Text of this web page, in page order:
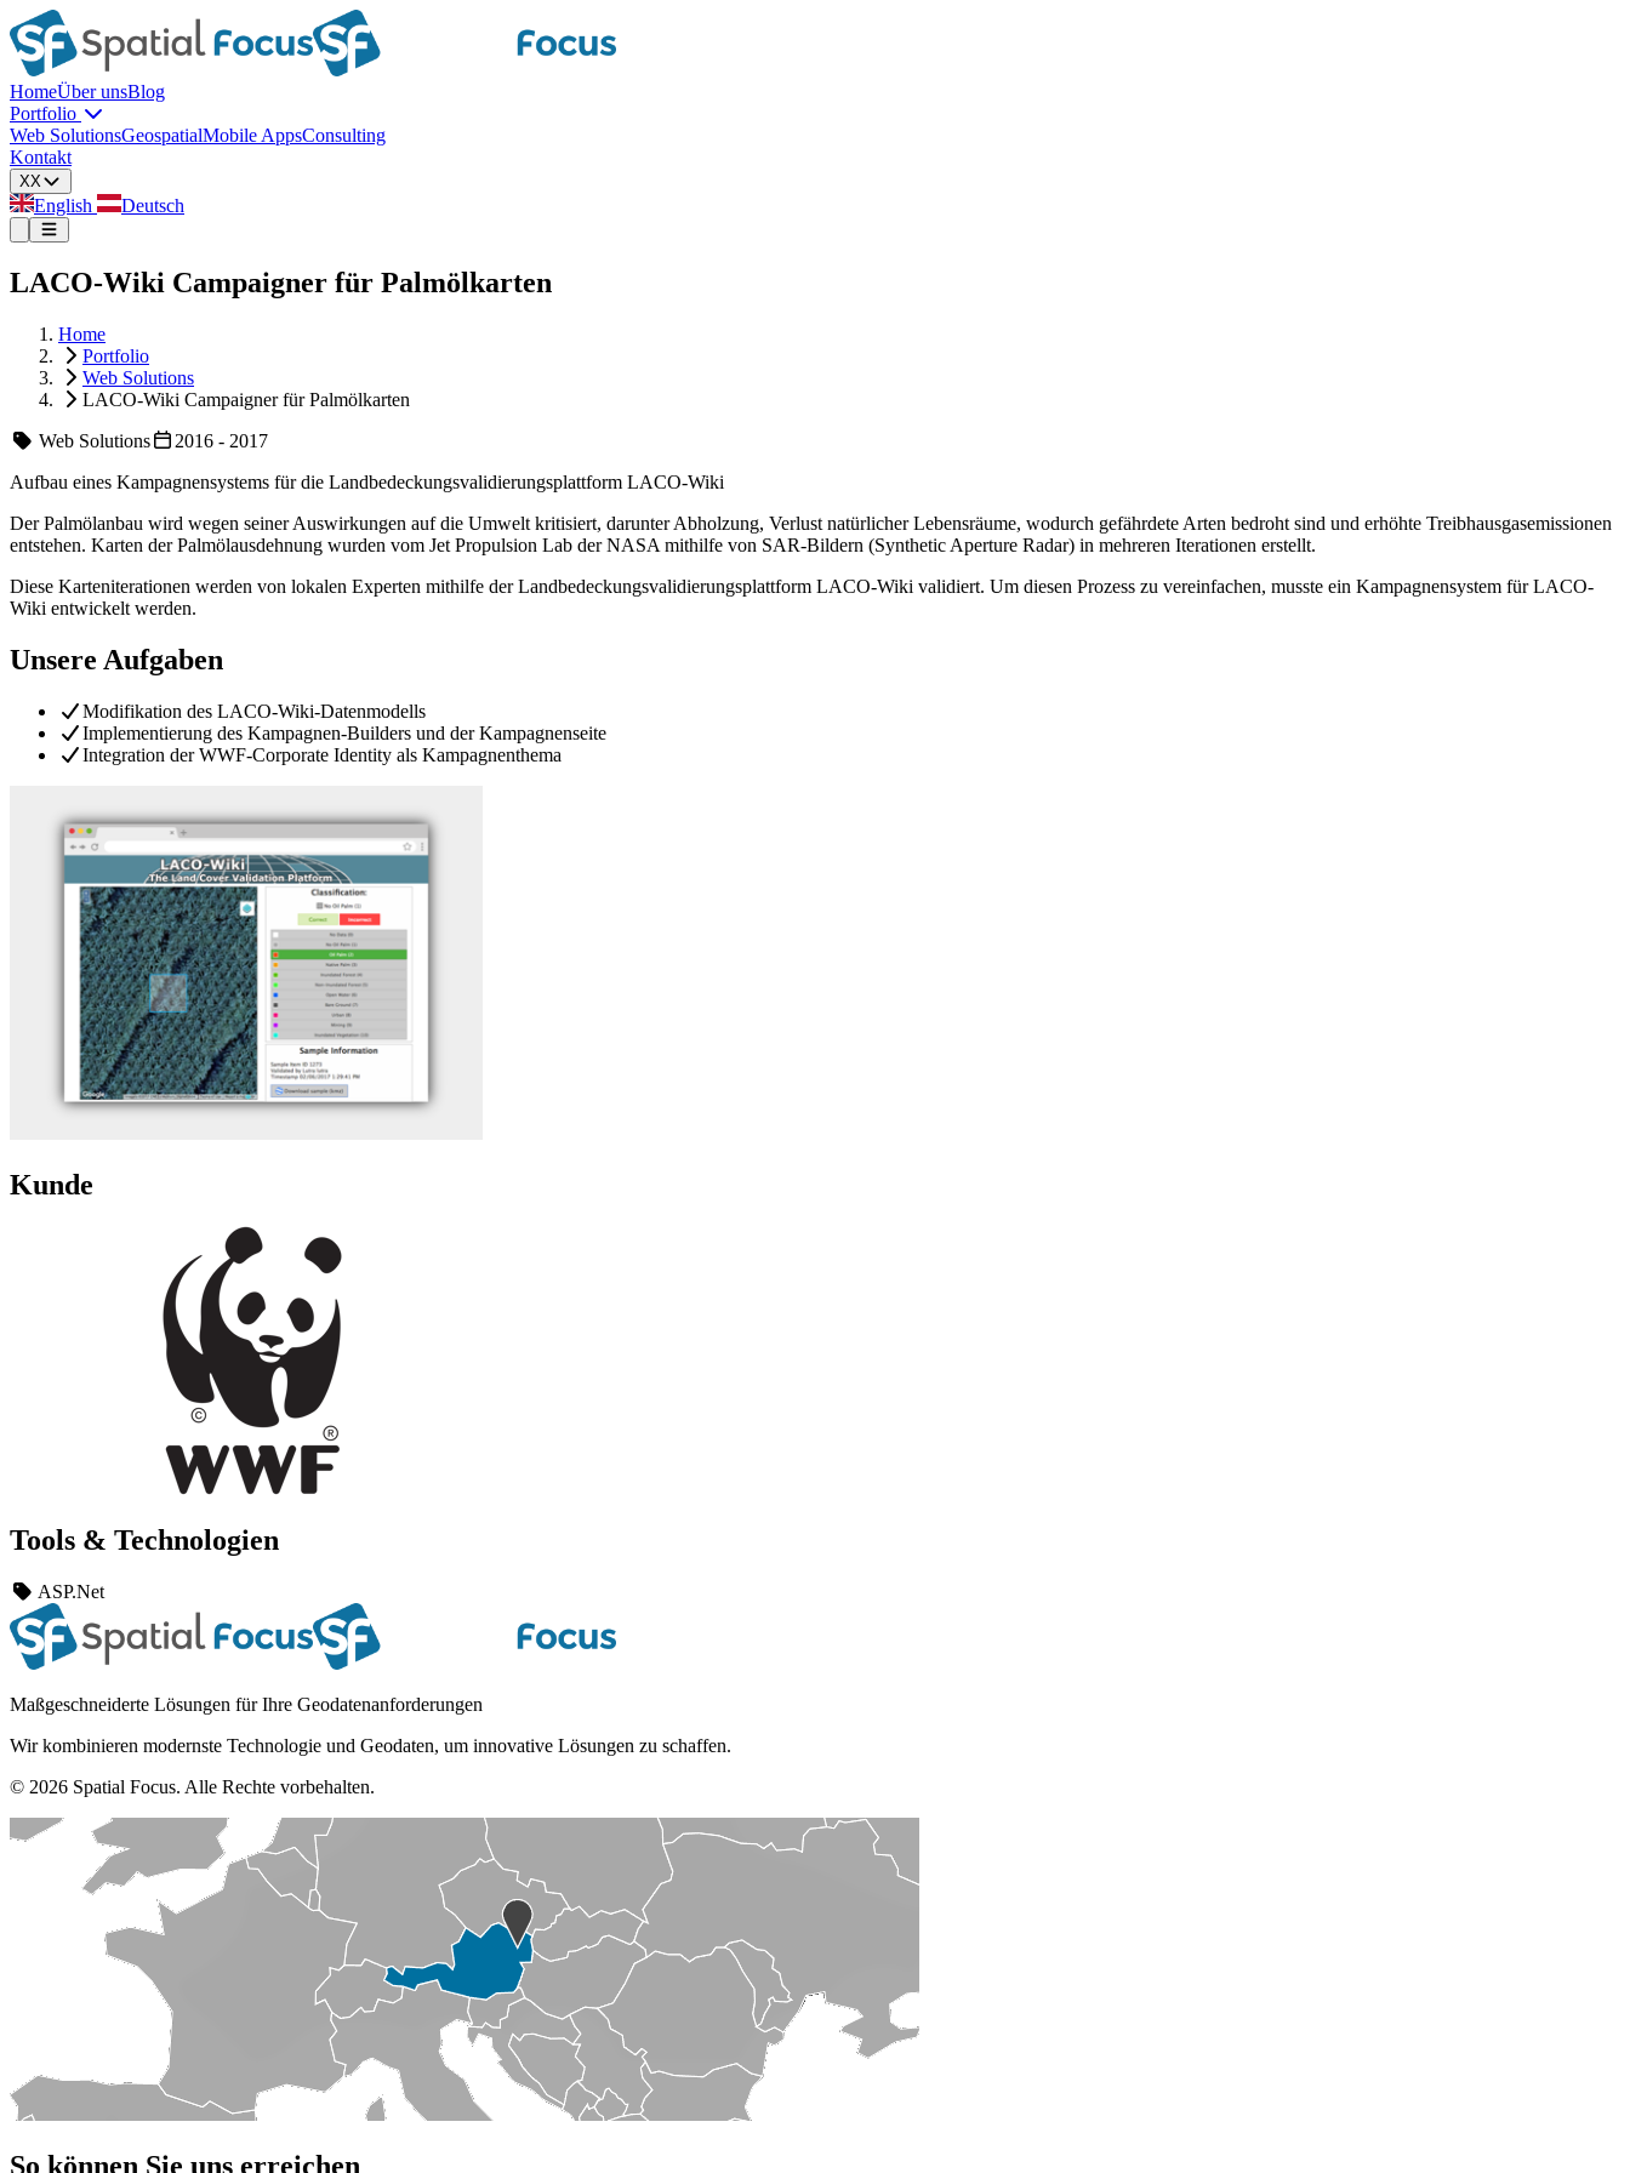
HomeÜber unsBlog
Portfolio
Web SolutionsGeospatialMobile AppsConsulting
Kontakt
XX
English Deutsch
LACO-Wiki Campaigner für Palmölkarten
Home
Portfolio
Web Solutions
LACO-Wiki Campaigner für Palmölkarten
Web Solutions
2016 - 2017
Aufbau eines Kampagnensystems für die Landbedeckungsvalidierungsplattform LACO-Wiki
Der Palmölanbau wird wegen seiner Auswirkungen auf die Umwelt kritisiert, darunter Abholzung, Verlust natürlicher Lebensräume, wodurch gefährdete Arten bedroht sind und erhöhte Treibhausgasemissionen
entstehen. Karten der Palmölausdehnung wurden vom Jet Propulsion Lab der NASA mithilfe von SAR-Bildern (Synthetic Aperture Radar) in mehreren Iterationen erstellt.
Diese Karteniterationen werden von lokalen Experten mithilfe der Landbedeckungsvalidierungsplattform LACO-Wiki validiert. Um diesen Prozess zu vereinfachen, musste ein Kampagnensystem für LACO-
Wiki entwickelt werden.
Unsere Aufgaben
Modifikation des LACO-Wiki-Datenmodells
Implementierung des Kampagnen-Builders und der Kampagnenseite
Integration der WWF-Corporate Identity als Kampagnenthema
Kunde
Tools & Technologien
ASP.Net
Maßgeschneiderte Lösungen für Ihre Geodatenanforderungen
Wir kombinieren modernste Technologie und Geodaten, um innovative Lösungen zu schaffen.
© 2026 Spatial Focus. Alle Rechte vorbehalten.
So können Sie uns erreichen